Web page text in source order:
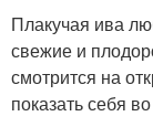
Плакучая ива
свежие и
смотрится на
показать себя